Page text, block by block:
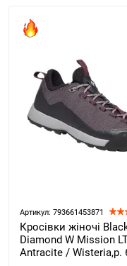
Артикул: 793661453871
Кросівки жіночі
Diamond W Mission
Antracite / Wisteria,р.